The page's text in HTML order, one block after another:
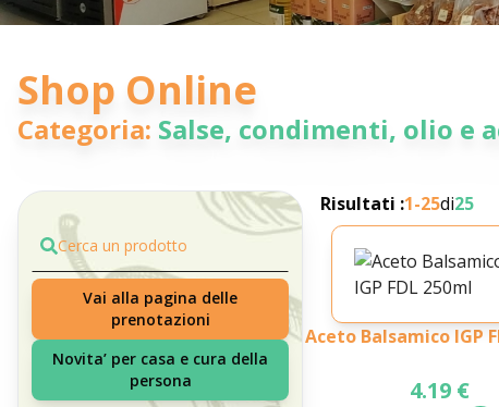
Shop Online
Categoria: Salse, condimenti, olio e
Cerca un prodotto
Vai alla pagina delle
prenotazioni
Novita’ per casa e cura della
persona
Risultati :1-25di25
Aceto Balsamico IGP
4.19 €